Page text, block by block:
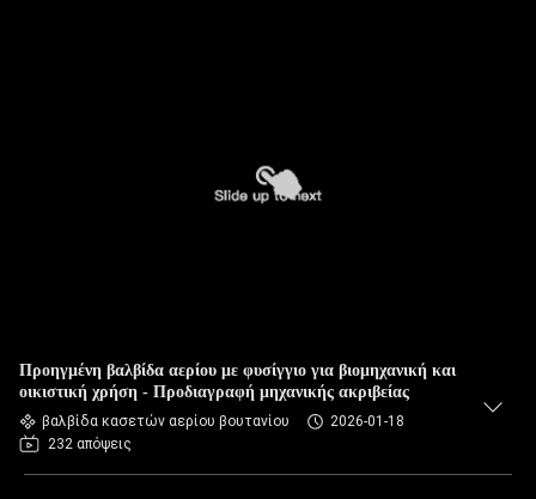
Προηγμένη βαλβίδα αερίου με φυσίγγιο για βιομηχανική και
οικιστική χρήση - Προδιαγραφή μηχανικής ακριβείας
βαλβίδα κασετών αερίου βουτανίου
2026-01-18
232 απόψεις